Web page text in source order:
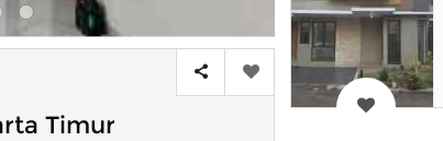
Timur